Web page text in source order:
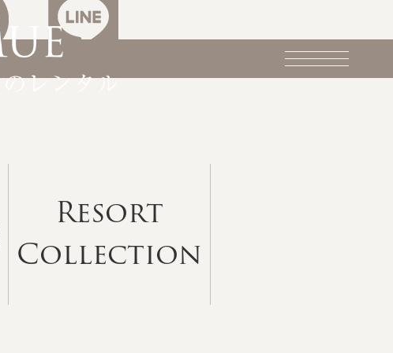
Resort
Collection